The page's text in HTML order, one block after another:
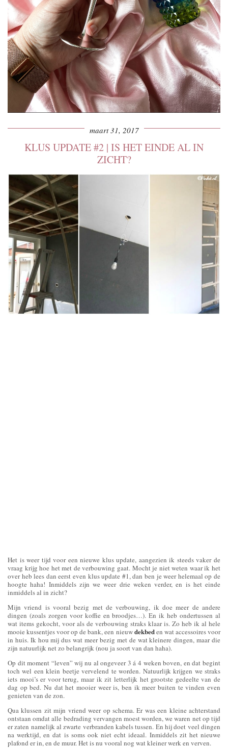
maart 31, 2017
KLUS UPDATE #2 | IS HET EINDE AL IN
ZICHT?
Het is weer tijd voor een nieuwe klus update, aangezien ik steeds vaker de
vraag krijg hoe het met de verbouwing gaat. Mocht je niet weten waar ik het
over heb lees dan eerst even klus update #1, dan ben je weer helemaal op de
hoogte haha! Inmiddels zijn we weer drie weken verder, en is het einde
inmiddels al in zicht?
Mijn vriend is vooral bezig met de verbouwing, ik doe meer de andere
dingen (zoals zorgen voor koffie en broodjes…). En ik heb ondertussen al
wat items gekocht, voor als de verbouwing straks klaar is. Zo heb ik al hele
mooie kussentjes voor op de bank, een nieuwdekbeden wat accessoires voor
in huis. Ik hou mij dus wat meer bezig met de wat kleinere dingen, maar die
zijn natuurlijk net zo belangrijk (nou ja soort van dan haha).
Op dit moment “leven” wij nu al ongeveer 3 á 4 weken boven, en dat begint
toch wel een klein beetje vervelend te worden. Natuurlijk krijgen we straks
iets mooi’s er voor terug, maar ik zit letterlijk het grootste gedeelte van de
dag op bed. Nu dat het mooier weer is, ben ik meer buiten te vinden even
genieten van de zon.
Qua klussen zit mijn vriend weer op schema. Er was een kleine achterstand
ontstaan omdat alle bedrading vervangen moest worden, we waren net op tijd
er zaten namelijk al zwarte verbranden kabels tussen. En hij doet veel dingen
na werktijd, en dat is soms ook niet echt ideaal. Inmiddels zit het nieuwe
plafond er in, en de muur. Het is nu vooral nog wat kleiner werk en verven.